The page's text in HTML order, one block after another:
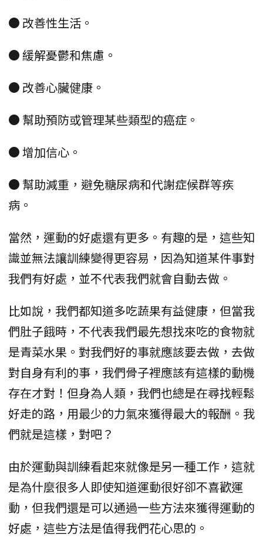
● 改善性生活。
● 緩解憂鬱和焦慮。
● 改善心臟健康。
● 幫助預防或管理某些類型的癌症。
● 增加信心。
● 幫助減重，避免糖尿病和代謝症候群等疾
病。
當然，運動的好處還有更多。有趣的是，這些知
識並無法讓訓練變得更容易，因為知道某件事對
我們有好處，並不代表我們就會自動去做。
比如說，我們都知道多吃蔬果有益健康，但當我
們肚子餓時，不代表我們最先想找來吃的食物就
是青菜水果。對我們好的事就應該要去做，去做
對自身有利的事，我們骨子裡應該有這樣的動機
存在才對！但身為人類，我們也總是在尋找輕鬆
好走的路，用最少的力氣來獲得最大的報酬。我
們就是這樣，對吧？
由於運動與訓練看起來就像是另一種工作，這就
是為什麼很多人即使知道運動很好卻不喜歡運
動，但我們還是可以通過一些方法來獲得運動的
好處，這些方法是值得我們花心思的。